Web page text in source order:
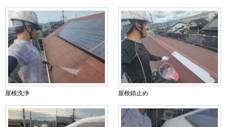
屋根洗浄 屋根錆止め